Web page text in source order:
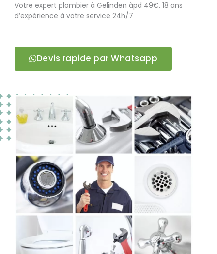
Votre expert plombier à Gelinden àpd 49€. 18 ans
d’expérience à votre service 24h/7
Devis rapide par Whatsapp